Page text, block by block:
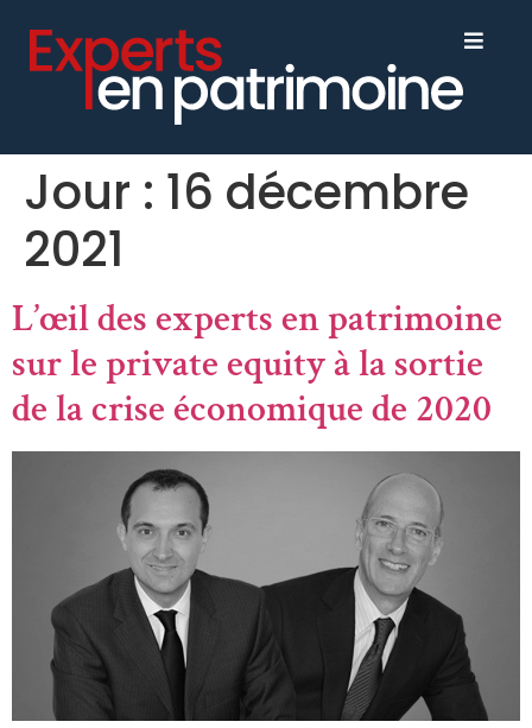
Jour : 16 décembre
2021
L’œil des experts en patrimoine
sur le private equity à la sortie
de la crise économique de 2020